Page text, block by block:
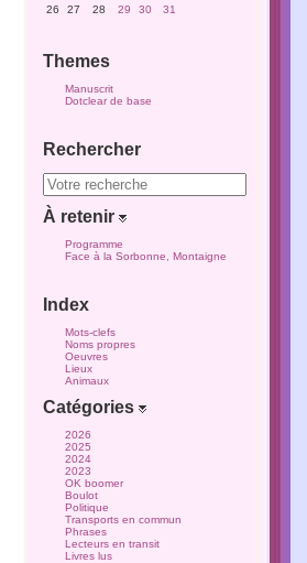
26
27 28 29 30 31
Themes
Manuscrit
Dotclear de base
Rechercher
À retenir
Programme
Face à la Sorbonne, Montaigne
Index
Mots-clefs
Noms propres
Oeuvres
Lieux
Animaux
Catégories
2026
2025
2024
2023
OK boomer
Boulot
Politique
Transports en commun
Phrases
Lecteurs en transit
Livres lus